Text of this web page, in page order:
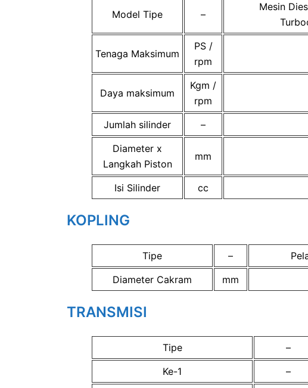
Model Tipe –
Mesin
Tenaga Maksimum
PS /
rpm
Daya maksimum
Kgm /
rpm
Jumlah silinder –
Diameter x
Langkah Piston
mm
Isi Silinder cc
KOPLING
Tipe –
Diameter Cakram
mm
TRANSMISI
Tipe –
Ke-1
–